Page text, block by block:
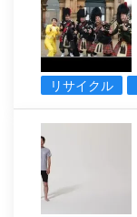
リサイクル